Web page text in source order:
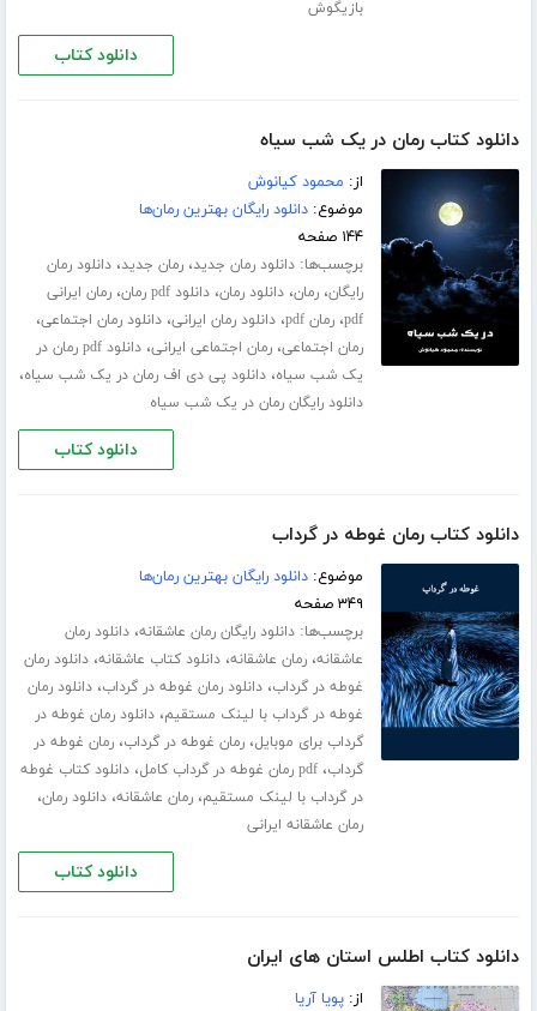
بازیگوش
دانلود کتاب
دانلود کتاب رمان در یک شب سیاه
از: محمود کیانوش
موضوع:دانلود رایگان بهترین رمان‌ها
۱۴۴ صفحه
برچسب‌ها:دانلود رمان جدید،رمان جدید،دانلود رمان
رایگان،رمان،دانلود رمان،دانلود pdf رمان ،رمان ایرانی
pdf،رمان pdf ،دانلود رمان ایرانی،دانلود رمان اجتماعی،
رمان اجتماعی،رمان اجتماعی ایرانی،
دانلود pdf رمان در
یک شب سیاه،دانلود پی دی اف رمان در یک شب سیاه،
دانلود رایگان رمان در یک شب سیاه
دانلود کتاب
دانلود کتاب رمان غوطه در گرداب
موضوع:دانلود رایگان بهترین رمان‌ها
۳۴۹ صفحه
برچسب‌ها:دانلود رایگان رمان عاشقانه،دانلود رمان
عاشقانه،رمان عاشقانه،دانلود کتاب عاشقانه،دانلود رمان
غوطه در گرداب،دانلود رمان غوطه در گرداب،دانلود رمان
غوطه در گرداب با لینک مستقیم،دانلود رمان غوطه در
گرداب برای موبایل،رمان غوطه در گرداب،رمان غوطه در
گرداب،pdf رمان غوطه در گرداب کامل ،دانلود کتاب غوطه
در گرداب با لینک مستقیم،رمان عاشقانه،دانلود رمان،
رمان عاشقانه ایرانی
دانلود کتاب
دانلود کتاب اطلس استان های ایران
از:پویا آریا